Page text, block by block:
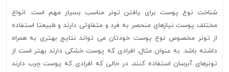
شناخت نوع پوست برای یافتن تونر مناسب بسیار مهم است. انواع
مختلف پوست نیازهای منحصر به فرد و متفاوتی دارند و طبیعتا استفاده
از تونر مخصوص نوع پوست خودتان می تواند نتایج بهتری به همراه
داشته باشد. به عنوان مثال، افرادی که پوست خشکی دارند بهتر است از
تونرهای آبرسان استفاده کنند، در حالی که افرادی که پوست چرب دارند